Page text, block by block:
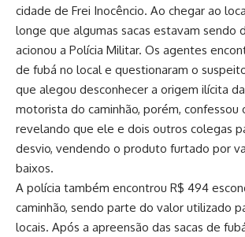
cidade de Frei Inocêncio. Ao chegar ao
longe que algumas sacas estavam sendo
acionou a Polícia Militar. Os agentes
de fubá no local e questionaram o
que alegou desconhecer a origem ilícita
motorista do caminhão, porém, confessou
revelando que ele e dois outros colegas
desvio, vendendo o produto furtado por
baixos.
A polícia também encontrou R$ 494
caminhão, sendo parte do valor utilizado
locais. Após a apreensão das sacas de